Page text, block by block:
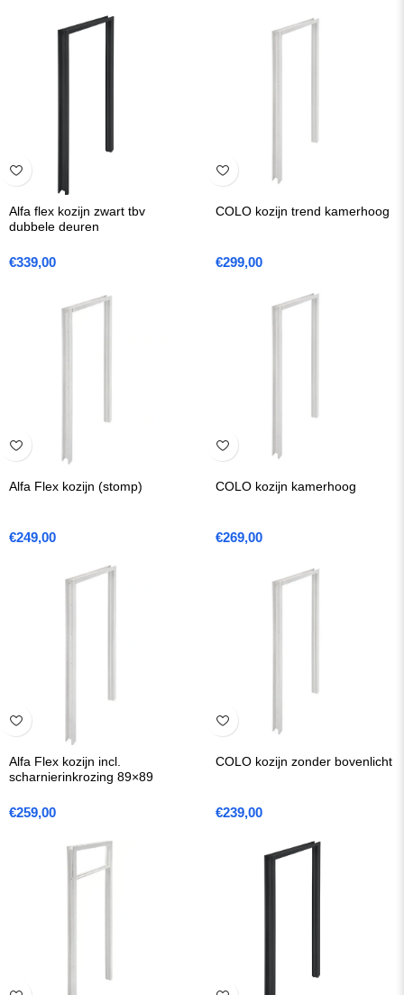
Alfa flex kozijn zwart tbv
dubbele deuren
€339,00
COLO kozijn trend kamerhoog
€299,00
Alfa Flex kozijn (stomp)
€249,00
COLO kozijn kamerhoog
€269,00
Alfa Flex kozijn incl.
scharnierinkrozing 89×89
€259,00
COLO kozijn zonder bovenlicht
€239,00